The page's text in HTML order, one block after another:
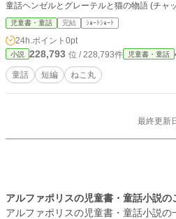
童話ヘンゼルとグレーテルと猫の物語 (チャ
児童書・童話 完結 ｼｮｰﾄｼｮｰﾄ
24h.ポイント 0pt
小説 228,793 位 / 228,793件 児童書・童話
童話 短編 ねこ丸
最終更新
アルファポリスの児童書・童話小説の
アルファポリスの児童書・童話小説の